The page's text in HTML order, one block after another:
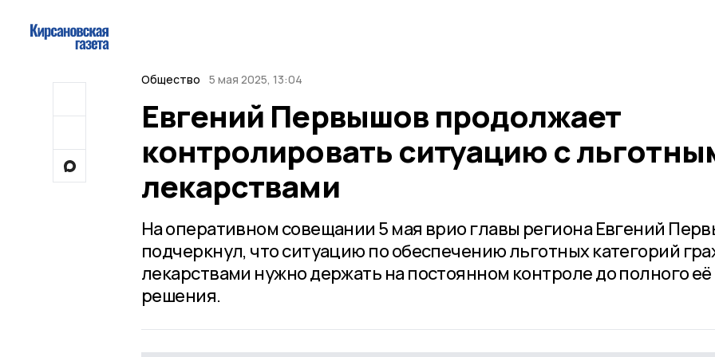
Общество 5 мая 2025, 13:04
Евгений Первышов продолжает
контролировать ситуацию с
лекарствами
На оперативном совещании 5 мая врио главы региона Евгений
подчеркнул, что ситуацию по обеспечению льготных категорий
лекарствами нужно держать на постоянном контроле до полного её
решения.